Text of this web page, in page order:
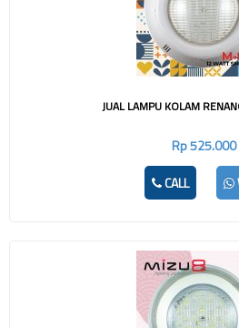
JUAL LAMPU KOLAM
Rp 525.000
CALL